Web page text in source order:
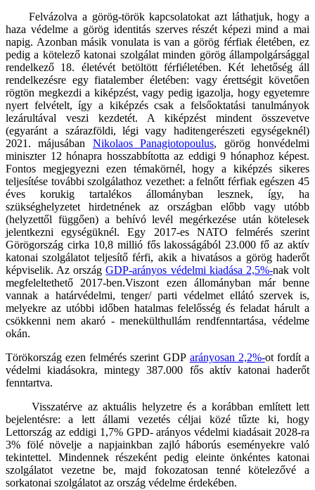
Felvázolva a görög-török kapcsolatokat azt láthatjuk, hogy a
haza védelme a görög identitás szerves részét képezi mind a mai
napig. Azonban másik vonulata is van a görög férfiak életében, ez
pedig a kötelező katonai szolgálat minden görög állampolgársággal
rendelkező 18. életévét betöltött férfiéletében. Két lehetőség áll
rendelkezésre egy fiatalember életében: vagy érettségit követően
rögtön megkezdi a kiképzést, vagy pedig igazolja, hogy egyetemre
nyert felvételt, így a kiképzés csak a felsőoktatási tanulmányok
lezárultával veszi kezdetét. A kiképzést mindent összevetve
(egyaránt a szárazföldi, légi vagy haditengerészeti egységeknél)
2021. májusában Nikolaos Panagiotopoulus, görög honvédelmi
miniszter 12 hónapra hosszabbította az eddigi 9 hónaphoz képest.
Fontos megjegyezni ezen témakörnél, hogy a kiképzés sikeres
teljesítése további szolgálathoz vezethet: a felnőtt férfiak egészen 45
éves korukig tartalékos állományban lesznek, így, ha
szükséghelyzetet hirdetnének az országban előbb vagy utóbb
(helyzettől függően) a behívó levél megérkezése után kötelesek
jelentkezni egységüknél. Egy 2017-es NATO felmérés szerint
Görögország cirka 10,8 millió fős lakosságából 23.000 fő az aktív
katonai szolgálatot teljesítő férfi, akik a hivatásos a görög haderőt
képviselik. Az országGDP-arányos védelmi kiadása 2,5%-nak volt
megfeleltethető 2017-ben.Viszont ezen állományban már benne
vannak a határvédelmi, tenger/ parti védelmet ellátó szervek is,
melyekre az utóbbi időben hatalmas felelősség és feladat hárult a
csökkenni nem akaró - menekülthullám rendfenntartása, védelme
okán.
Törökország ezen felmérés szerint GDP arányosan 2,2%-ot fordít a
védelmi kiadásokra, mintegy 387.000 fős aktív katonai haderőt
fenntartva.
Visszatérve az aktuális helyzetre és a korábban említett lett
bejelentésre: a lett állami vezetés céljai közé tűzte ki, hogy
Lettország az eddigi 1,7% GPD- arányos védelmi kiadásait 2028-ra
3% fölé növelje a napjainkban zajló háborús eseményekre való
tekintettel. Mindennek részeként pedig eleinte önkéntes katonai
szolgálatot vezetne be, majd fokozatosan tenné kötelezővé a
sorkatonai szolgálatot az ország védelme érdekében.